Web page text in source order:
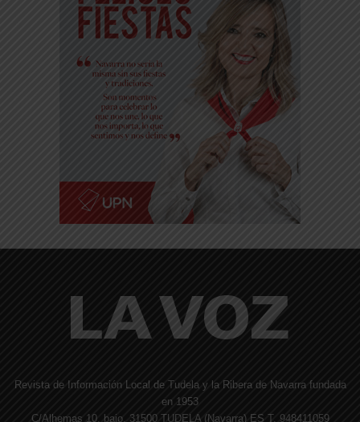
Revista de Información Local de Tudela y la Ribera de Navarra fundada
en 1953
C/Alhemas 10, bajo. 31500 TUDELA (Navarra) ES T. 948411059